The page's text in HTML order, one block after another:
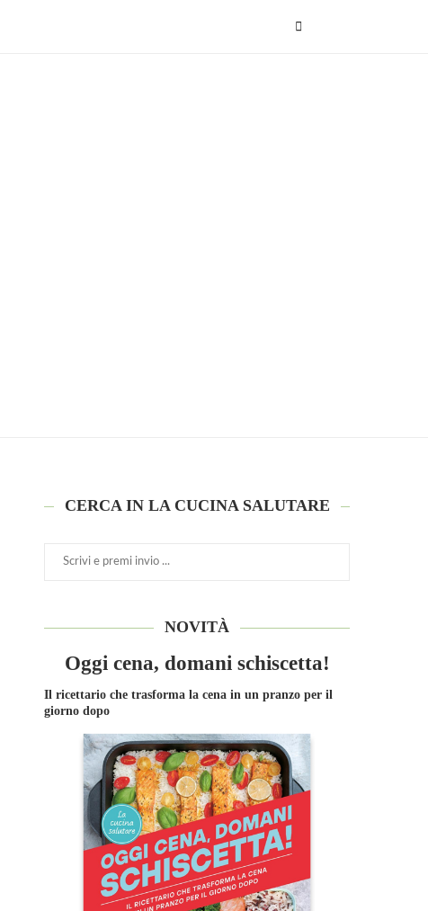
CERCA IN LA CUCINA SALUTARE
NOVITÀ
Oggi cena, domani schiscetta!
Il ricettario che trasforma la cena in un pranzo per il
giorno dopo